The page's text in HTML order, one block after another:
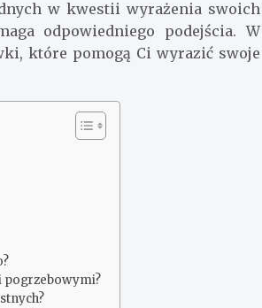
w kwestii wyrażenia swoich
odpowiedniego podejścia. W
które pomogą Ci wyrazić swoje
pogrzebowymi?